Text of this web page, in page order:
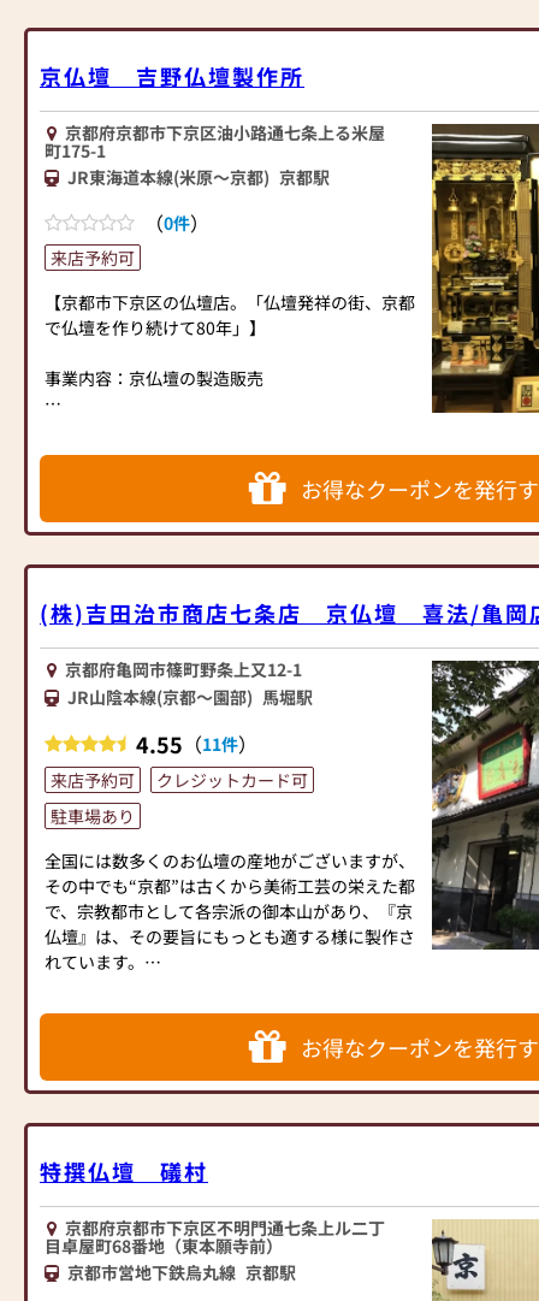
皆様のご来店、心よりお待ちしております。
京仏壇 吉野仏壇製作所
京都府京都市下京区油小路通七条上る米屋
町175-1
JR東海道本線(米原～京都) 京都駅
（0件）
来店予約可
【京都市下京区の仏壇店。「仏壇発祥の街、京都
で仏壇を作り続けて80年」】
事業内容：京仏壇の製造販売
ご位牌・仏具の販売
仏壇・仏具に関すること
お得なクーポンを発行
(株)吉田治市商店七条店 京仏壇 喜法/亀岡
京都府亀岡市篠町野条上又12-1
JR山陰本線(京都～園部) 馬堀駅
4.55 （11件）
来店予約可
クレジットカード可
駐車場あり
全国には数多くのお仏壇の産地がございますが、
その中でも“京都”は古くから美術工芸の栄えた都
で、宗教都市として各宗派の御本山があり、『京
仏壇』は、その要旨にもっとも適する様に製作さ
れています。
作販売の専門店です。御仏壇ご購入は誠実・責任
販売の「当店」に御用命下さい。
『より高品質を納得価格で』が「当店」のモット
ーです。
りとお気軽に御相談下さい。なお、寺院用仏具の
御用命も承ります。各種御見積りは無料にて致し
ます。
（御一報頂ければ御伺い致します。）
（古い御仏壇はお引取の上、供養させて頂きま
す。）
お得なクーポンを発行
特撰仏壇 礒村
京都府京都市下京区不明門通七条上ル二丁
目卓屋町68番地（東本願寺前）
京都市営地下鉄烏丸線 京都駅